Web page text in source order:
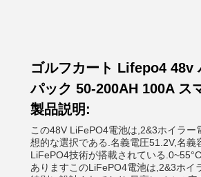
ゴルフカート Lifepo4 48v
パック 50-200AH 100A ス
製品説明:
この48V LiFePO4電池は,2&3ホイラー
想的な選択である.名義電圧51.2V,名義
LiFePO4技術が搭載されている
ありますこのLiFePO4電池は,2&3ホイ